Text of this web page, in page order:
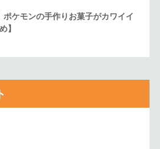
ポケモンの手作りお菓子がカワイイ
】